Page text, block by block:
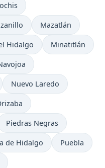
Mazatlán
Hidalgo Minatitlán
Nuevo Laredo
Piedras Negras
de Hidalgo Puebla